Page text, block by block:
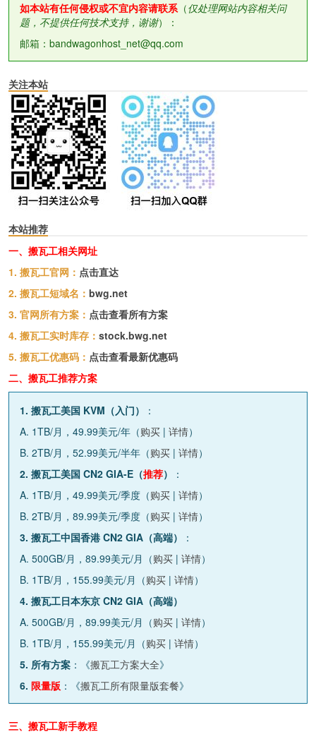
如本站有任何侵权或不宜内容请联系（仅处理网站内容相关问
题，不提供任何技术支持，谢谢）：
邮箱：bandwagonhost_net@qq.com
关注本站
本站推荐
一、搬瓦工相关网址
1. 搬瓦工官网： 点击直达
2. 搬瓦工短域名： bwg.net
3. 官网所有方案： 点击查看所有方案
4. 搬瓦工实时库存： stock.bwg.net
5. 搬瓦工优惠码： 点击查看最新优惠码
二、搬瓦工推荐方案
1. 搬瓦工美国 KVM（入门）
：
A. 1TB/月，49.99美元/年（购买 | 详情）
B. 2TB/月，52.99美元/半年（购买 | 详情）
2. 搬瓦工美国 CN2 GIA-E（推荐）
：
A. 1TB/月，49.99美元/季度（购买 | 详情）
B. 2TB/月，89.99美元/季度（购买 | 详情）
3. 搬瓦工中国香港 CN2 GIA（高端）
：
A. 500GB/月，89.99美元/月（购买 | 详情）
B. 1TB/月，155.99美元/月（购买 | 详情）
4. 搬瓦工日本东京 CN2 GIA（高端）
A. 500GB/月，89.99美元/月（购买 | 详情）
B. 1TB/月，155.99美元/月（购买 | 详情）
5. 所有方案 ：《搬瓦工方案大全》
6. 限量版 ：《搬瓦工所有限量版套餐》
三、搬瓦工新手教程